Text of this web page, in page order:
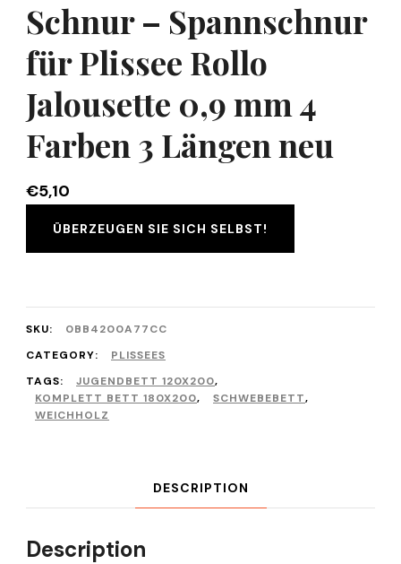
Schnur – Spannschnur
für Plissee Rollo
Jalousette 0,9 mm 4
Farben 3 Längen neu
€5,10
ÜBERZEUGEN SIE SICH SELBST!
SKU:
0BB4200A77CC
CATEGORY:
PLISSEES
TAGS:
JUGENDBETT 120X200,
KOMPLETT BETT 180X200, SCHWEBEBETT,
WEICHHOLZ
DESCRIPTION
Description